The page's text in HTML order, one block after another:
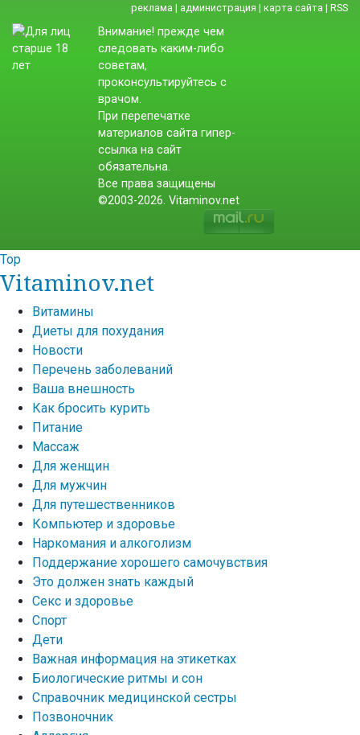
реклама | администрация | карта сайта | RSS
Внимание! прежде чем
следовать каким-либо
советам,
проконсультируйтесь с
врачом.
При перепечатке
материалов сайта гипер-
ссылка на сайт
обязательна.
Все права защищены
©2003-2026. Vitaminov.net
Top
Vitaminov.net
Витамины
Диеты для похудания
Новости
Перечень заболеваний
Ваша внешность
Как бросить курить
Питание
Массаж
Для женщин
Для мужчин
Для путешественников
Компьютер и здоровье
Наркомания и алкоголизм
Поддержание хорошего самочувствия
Это должен знать каждый
Секс и здоровье
Спорт
Дети
Важная информация на этикетках
Биологические ритмы и сон
Справочник медицинской сестры
Позвоночник